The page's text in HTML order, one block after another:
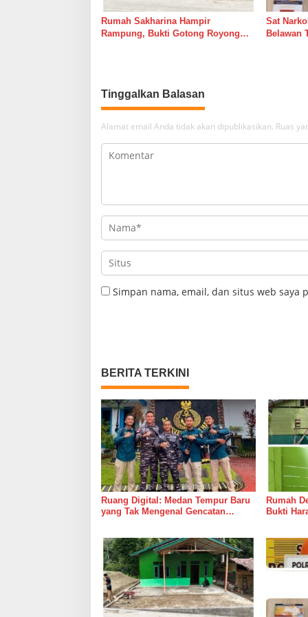
Rumah Sakharina Hampir
Rampung, Bukti Gotong Royong
Sat
Belawan
Tinggalkan Balasan
Alamat email Anda tidak akan dipublikasikan. Ruas
Simpan nama, email, dan situs web
BERITA TERKINI
Ruang Digital: Medan Tempur Baru
yang Tak Mengenal Gencatan
Rumah
Bukti